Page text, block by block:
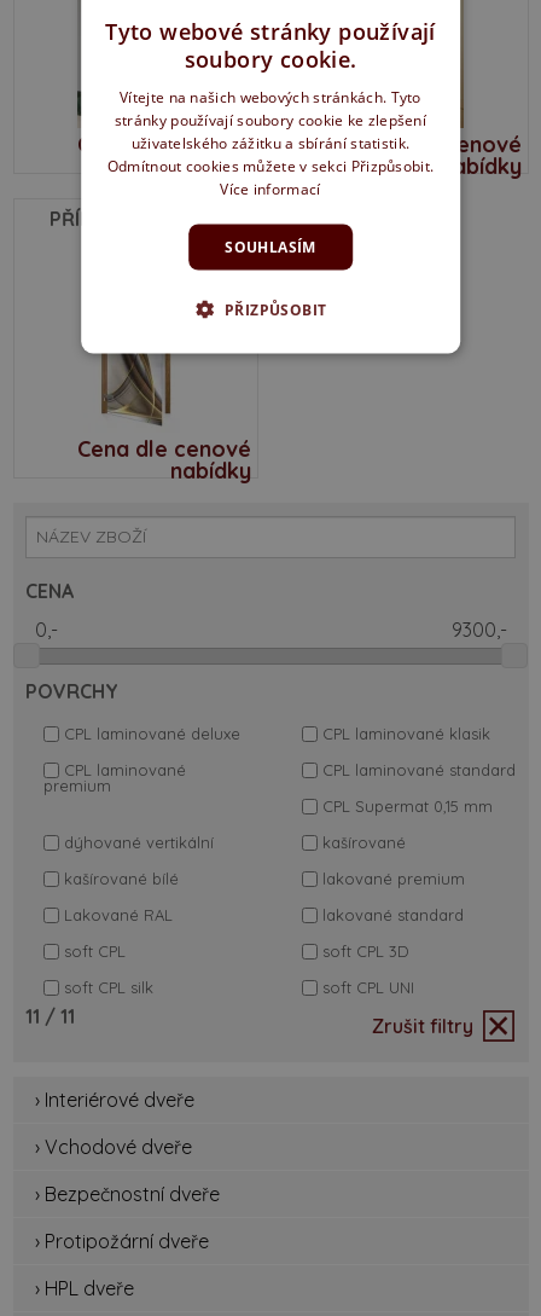
Cena dle cenové
nabídky
Cena dle cenové
nabídky
PŘÍKLADY MOTIVŮ
Cena dle cenové
nabídky
CENA
POVRCHY
CPL laminované deluxe
CPL laminované klasik
CPL laminované
premium
CPL laminované standard
CPL Supermat 0,15 mm
dýhované vertikální
kašírované
kašírované bílé
lakované premium
Lakované RAL
lakované standard
soft CPL
soft CPL 3D
soft CPL silk
soft CPL UNI
11 / 11 Zrušit filtry
› Interiérové dveře
› Vchodové dveře
› Bezpečnostní dveře
› Protipožární dveře
› HPL dveře
Tyto webové stránky používají
soubory cookie.
Vítejte na našich webových stránkách. Tyto
stránky používají soubory cookie ke zlepšení
uživatelského zážitku a sbírání statistik.
Odmítnout cookies můžete v sekci Přizpůsobit.
Více informací
SOUHLASÍM
PŘIZPŮSOBIT